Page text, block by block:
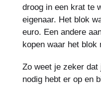
droog in een krat te
eigenaar. Het blok
euro. Een andere
kopen waar het blok
Zo weet je zeker dat
nodig hebt er op en